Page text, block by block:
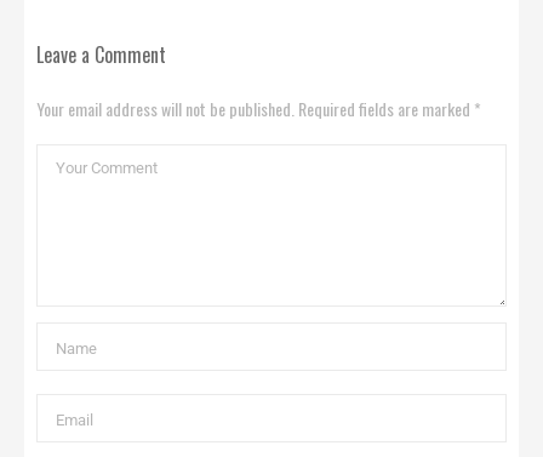
Leave a Comment
Your email address will not be published. Required fields are marked *